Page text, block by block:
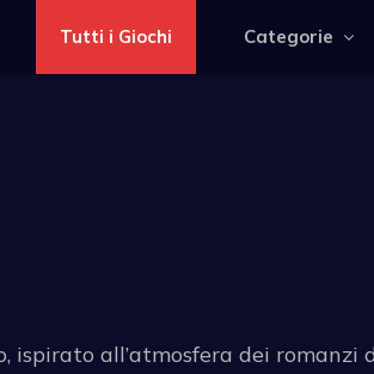
Tutti i Giochi Categorie
all’atmosfera dei romanzi